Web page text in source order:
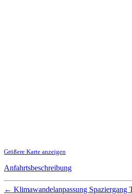
Größere Karte anzeigen
Anfahrtsbeschreibung
← Klimawandelanpassung Spaziergang